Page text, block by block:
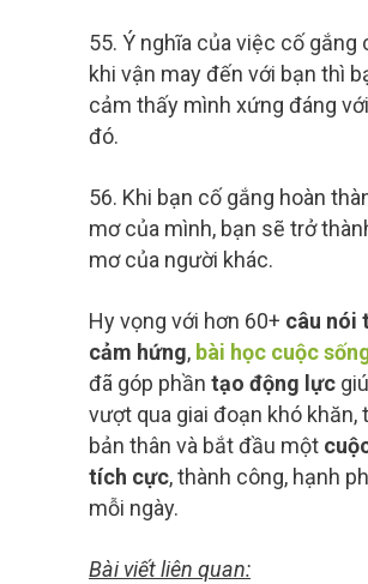
55. Ý nghĩa của việc cố gắng
khi vận may đến với bạn thì
cảm thấy mình xứng đáng
đó.
56. Khi bạn cố gắng hoàn
mơ của mình, bạn sẽ trở
mơ của người khác.
Hy vọng với hơn 60+ câu nói
cảm hứng, bài học cuộc
đã góp phần tạo động lực
vượt qua giai đoạn khó khăn,
bản thân và bắt đầu một
tích cực, thành công, hạnh
mỗi ngày.
Bài viết liên quan: